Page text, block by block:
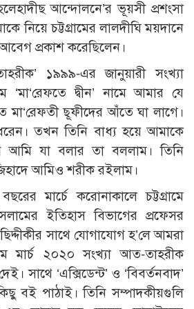
আন্দোলনে’র ভূয়সী প্রশংসা
নিয়ে চট্টগ্রামের লালদীঘি ময়দানে
প্রকাশ করেছিলেন।
১৯৯৯-এর জানুয়ারী সংখ্যা
দ্বীন’ নামে আমার যে
মা‘রেফতী ছূফীদের আঁতে ঘা লাগে।
তখন তিনি বাধ্য হয়ে আমাকে
আমি যা বলার তা বললাম। তিনি
আমিও শরীক রইলাম।
মার্চে করোনাকালে চট্টগ্রামে
ইতিহাস বিভাগের প্রফেসর
সাথে যোগাযোগ হ’লে আমরা
মার্চ ২০২০ সংখ্যা আত-তাহরীক
সাথে ‘এক্সিডেন্ট’ ও ‘বিবর্তনবাদ’
বই পাঠাই। তিনি সম্পাদকীয়গুলি